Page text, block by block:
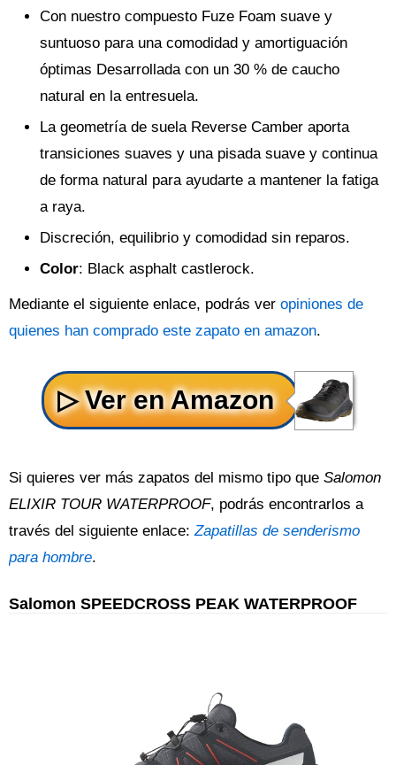
Con nuestro compuesto Fuze Foam suave y
suntuoso para una comodidad y amortiguación
óptimas Desarrollada con un 30 % de caucho
natural en la entresuela.
La geometría de suela Reverse Camber aporta
transiciones suaves y una pisada suave y continua
de forma natural para ayudarte a mantener la fatiga
a raya.
Discreción, equilibrio y comodidad sin reparos.
Color: Black asphalt castlerock.
Mediante el siguiente enlace, podrás ver opiniones de
quienes han comprado este zapato en amazon.
Si quieres ver más zapatos del mismo tipo que Salomon
ELIXIR TOUR WATERPROOF, podrás encontrarlos a
través del siguiente enlace:Zapatillas de senderismo
para hombre.
Salomon SPEEDCROSS PEAK WATERPROOF